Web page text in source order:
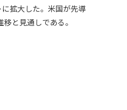
拡大した。米国が先導
と見通しである。